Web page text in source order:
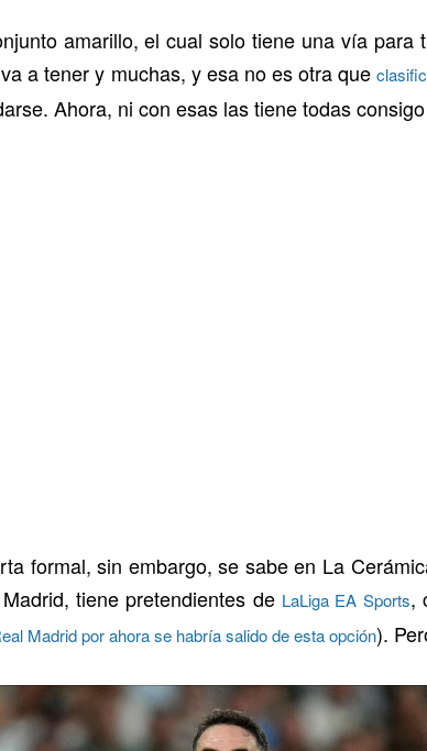
amarillo, el cual solo tiene una vía para
a tener y muchas, y esa no es otra que
Ahora, ni con esas las tiene todas
formal, sin embargo, se sabe en La
tiene pretendientes de LaLiga EA Sports,
Madrid por ahora se habría salido de esta opción).